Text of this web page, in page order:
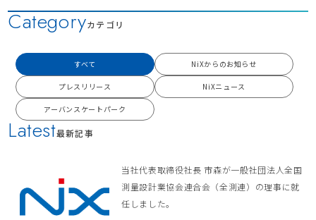
Latest最新記事
当社代表取締役社長 市森が一般社団法人全国
測量設計業協会連合会（全測連）の理事に就
任しました。
Categoryカテゴリ
すべて NiXからのお知らせ
プレスリリース NiXニュース
アーバンスケートパーク